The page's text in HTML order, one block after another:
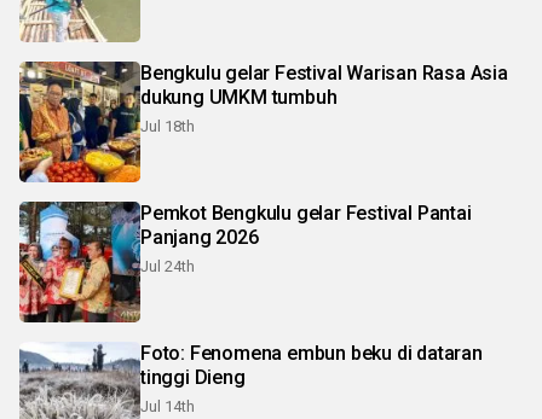
Bengkulu gelar Festival Warisan Rasa Asia
dukung UMKM tumbuh
Jul 18th
Pemkot Bengkulu gelar Festival Pantai
Panjang 2026
Jul 24th
Foto: Fenomena embun beku di dataran
tinggi Dieng
Jul 14th